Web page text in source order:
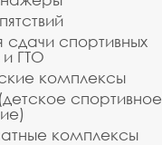
сдачи спортивных
ГТО
комплексы
спортивное
комплексы